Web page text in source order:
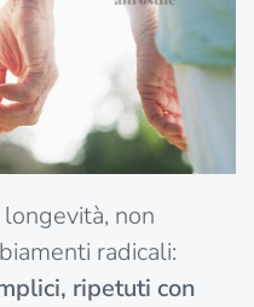
non
radicali:
ripetuti con